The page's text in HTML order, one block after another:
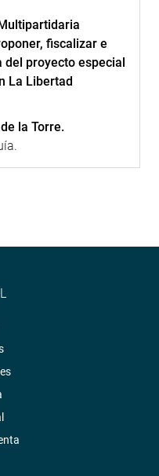
fiscalizar e
proyecto especial
La Libertad
la Torre.